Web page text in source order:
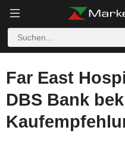
Far East
DBS Bank